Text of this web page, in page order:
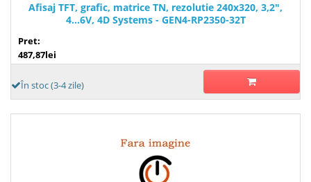
Afisaj TFT, grafic, matrice TN, rezolutie 240x320, 3,2",
4...6V, 4D Systems - GEN4-RP2350-32T
Pret:
487,87lei
În stoc (3-4 zile)